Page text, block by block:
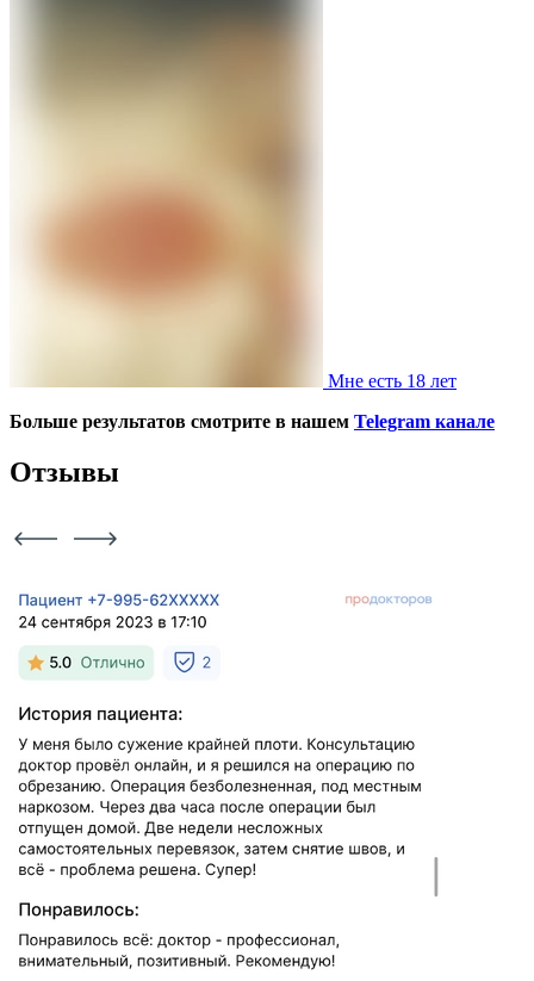
Мне есть 18 лет
Больше результатов смотрите в нашем Telegram канале
Отзывы